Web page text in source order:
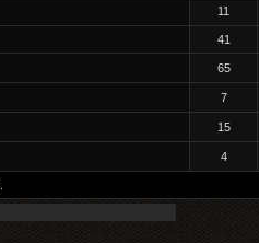
11
41
65
7
15
4